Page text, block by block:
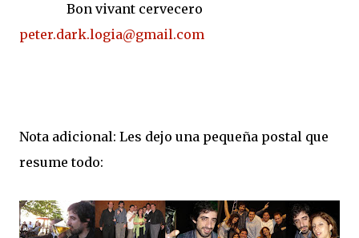
Bon vivant cervecero
peter.dark.logia@gmail.com
Nota adicional: Les dejo una pequeña postal que
resume todo: